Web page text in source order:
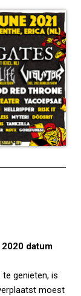
datum
genieten, is
moest